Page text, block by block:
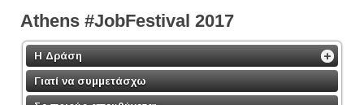
Athens #JobFestival 2017
Η Δράση
Γιατί να συμμετάσχω